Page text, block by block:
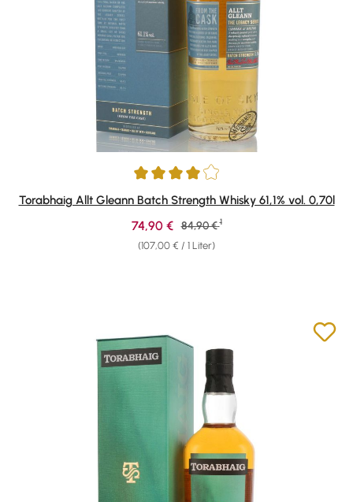
Durchschnittliche Bewertung von 4 von 5 Sternen
Torabhaig Allt Gleann Batch Strength Whisky 61,1% vol. 0,70l
(107,00 € / 1 Liter)
Verkaufspreis:
74,90 € Regulärer Preis:
84,90 € 1